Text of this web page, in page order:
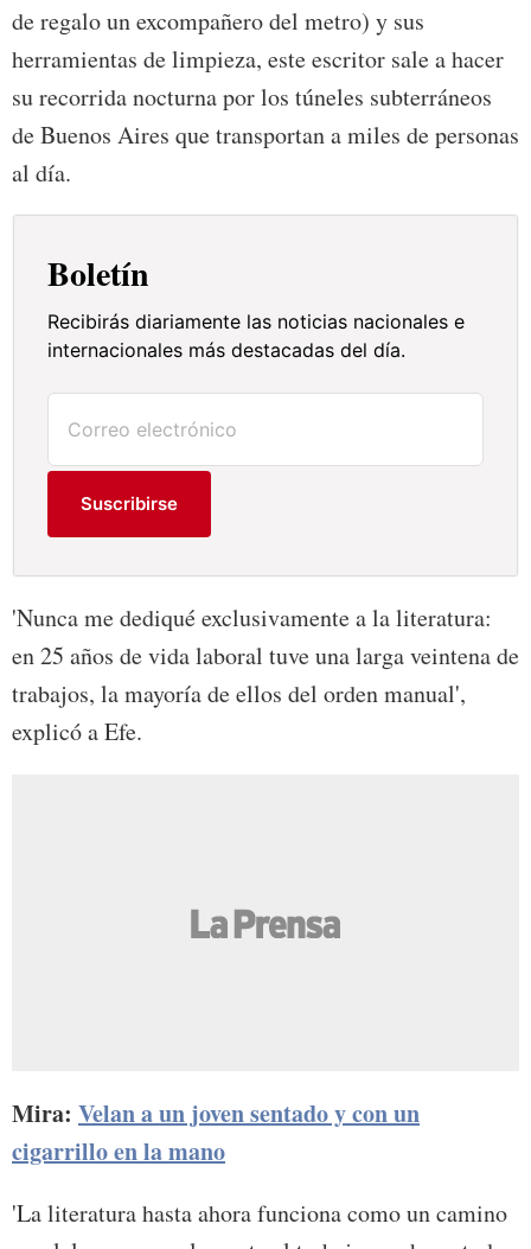
de regalo un excompañero del metro) y sus
herramientas de limpieza, este escritor sale a hacer
su recorrida nocturna por los túneles subterráneos
de Buenos Aires que transportan a miles de personas
al día.
Boletín
Recibirás diariamente las noticias nacionales e
internacionales más destacadas del día.
Suscribirse
'Nunca me dediqué exclusivamente a la literatura:
en 25 años de vida laboral tuve una larga veintena de
trabajos, la mayoría de ellos del orden manual',
explicó a Efe.
Mira: Velan a un joven sentado y con un
cigarrillo en la mano
'La literatura hasta ahora funciona como un camino